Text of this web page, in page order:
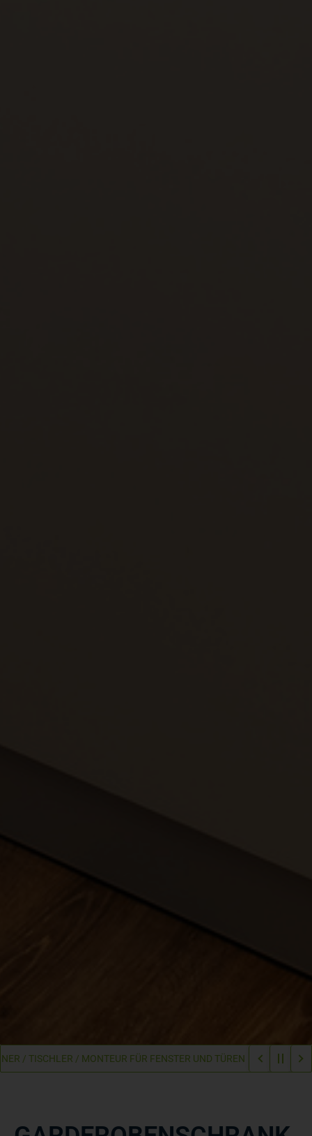
/ MONTEUR FÜR FENSTER UND TÜREN WIR WACHSEN –